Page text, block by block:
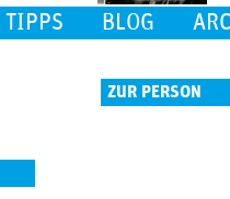
TIPPS BLOG
ZUR PERSON